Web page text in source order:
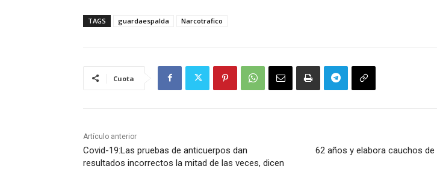
TAGS guardaespalda Narcotrafico
Cuota
Artículo anterior
Covid-19:Las pruebas de anticuerpos dan
resultados incorrectos la mitad de las veces, dicen
62 años y elabora cauchos